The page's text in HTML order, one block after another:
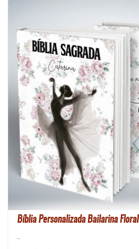
Bíblia Personalizada Bailarina Floral
..